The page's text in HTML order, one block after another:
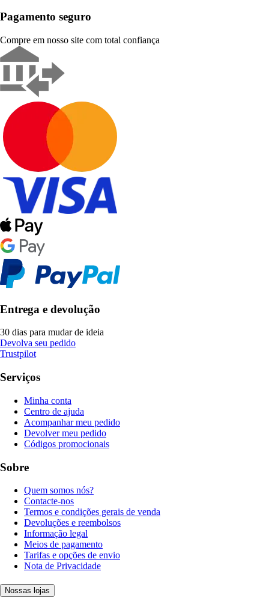
Pagamento seguro
Compre em nosso site com total confiança
Entrega e devolução
30 dias para mudar de ideia
Devolva seu pedido
Trustpilot
Serviços
Minha conta
Centro de ajuda
Acompanhar meu pedido
Devolver meu pedido
Códigos promocionais
Sobre
Quem somos nós?
Contacte-nos
Termos e condições gerais de venda
Devoluções e reembolsos
Informação legal
Meios de pagamento
Tarifas e opções de envio
Nota de Privacidade
Nossas lojas